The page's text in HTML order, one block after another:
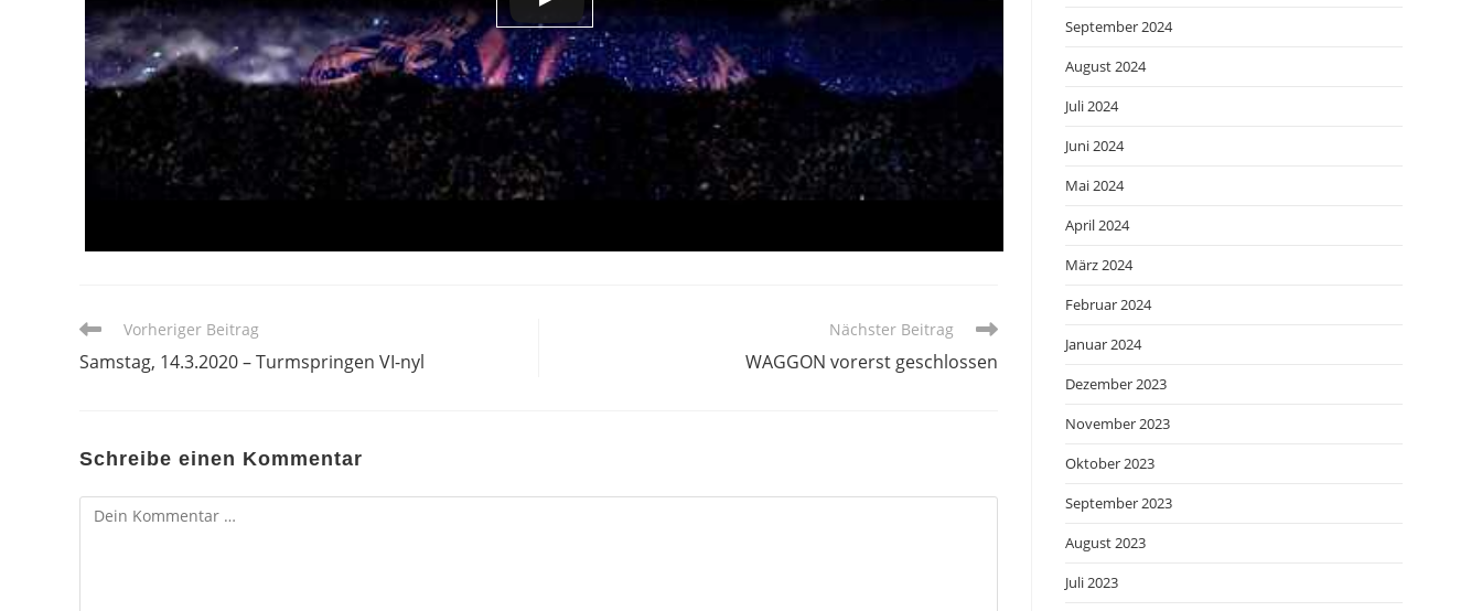
Weitere
ansehen
Vorheriger Beitrag
Samstag, 14.3.2020 – Turmspringen VI-nyl
Nächster Beitrag
WAGGON vorerst geschlossen
Schreibe einen Kommentar
Kommentar
September 2024
August 2024
Juli 2024
Juni 2024
Mai 2024
April 2024
März 2024
Februar 2024
Januar 2024
Dezember 2023
November 2023
Oktober 2023
September 2023
August 2023
Juli 2023